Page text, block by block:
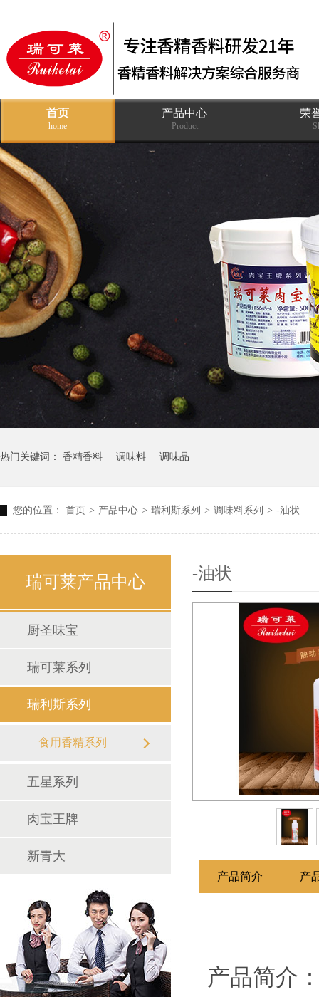
首页
home
产品中心
Product
荣
热门关键词： 香精香料 调味料 调味品
您的位置： 首页 > 产品中心 > 瑞利斯系列 > 调味料系列 > -油状
瑞可莱产品中心
厨圣味宝
瑞可莱系列
瑞利斯系列
食用香精系列
调味料系列
五星系列
肉宝王牌
新青大
-油状
产品简介 产
产品简介